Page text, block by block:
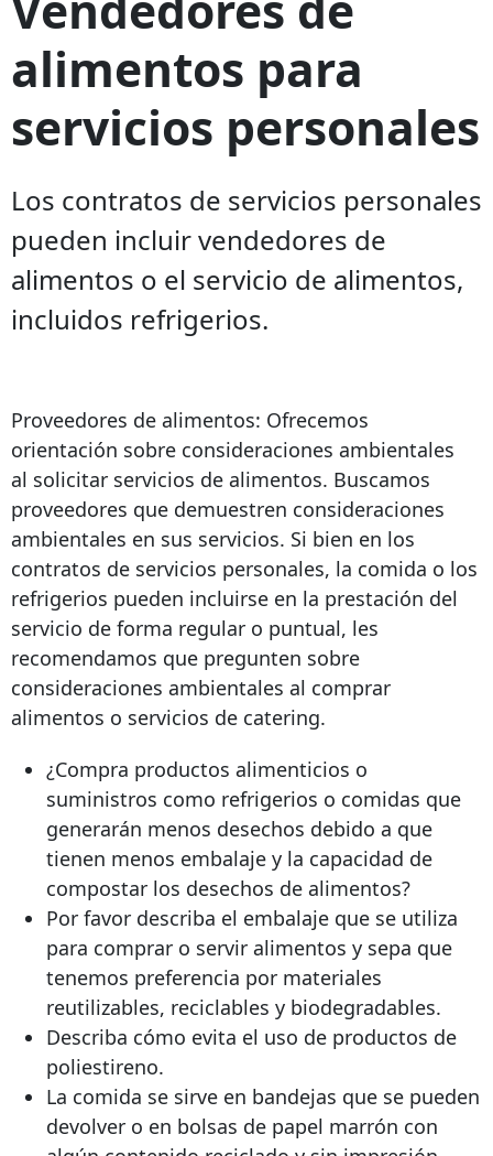
alimentos para
servicios personales
Los contratos de servicios personales
pueden incluir vendedores de
alimentos o el servicio de alimentos,
incluidos refrigerios.
Proveedores de alimentos: Ofrecemos
orientación sobre consideraciones ambientales
al solicitar servicios de alimentos. Buscamos
proveedores que demuestren consideraciones
ambientales en sus servicios. Si bien en los
contratos de servicios personales, la comida o los
refrigerios pueden incluirse en la prestación del
servicio de forma regular o puntual, les
recomendamos que pregunten sobre
consideraciones ambientales al comprar
alimentos o servicios de catering.
¿Compra productos alimenticios o
suministros como refrigerios o comidas que
generarán menos desechos debido a que
tienen menos embalaje y la capacidad de
compostar los desechos de alimentos?
Por favor describa el embalaje que se utiliza
para comprar o servir alimentos y sepa que
tenemos preferencia por materiales
reutilizables, reciclables y biodegradables.
Describa cómo evita el uso de productos de
poliestireno.
La comida se sirve en bandejas que se pueden
devolver o en bolsas de papel marrón con